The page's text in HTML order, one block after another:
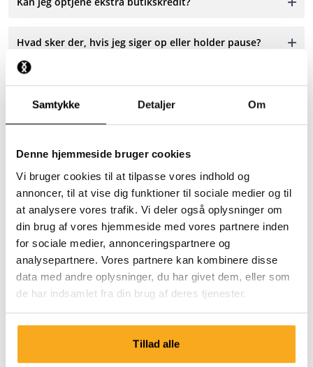
Samtykke Detaljer Om
Denne hjemmeside bruger cookies
Vi bruger cookies til at tilpasse vores indhold og
annoncer, til at vise dig funktioner til sociale medier og til
at analysere vores trafik. Vi deler også oplysninger om
din brug af vores hjemmeside med vores partnere inden
for sociale medier, annonceringspartnere og
analysepartnere. Vores partnere kan kombinere disse
data med andre oplysninger, du har givet dem, eller som
de har indsamlet fra din brug af deres tjenester.
Tillad alle
Hvad sker der, hvis jeg siger op eller holder pause?
Hvad sker der, når jeg holder pause?
Betaler jeg fragt?
Kan jeg returnere min bestilling?
Kontakt os
få et hurtigt svar. Klik på 'Kontakt os', vælg din
medlemskabstype, og stil dit spørgsmål. Du kan også
kontakte os på hello-uk@onthatass.com. Vi bestræber